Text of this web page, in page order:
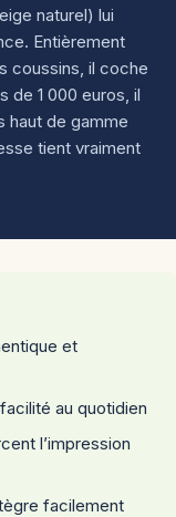
naturel) lui
Entièrement
coussins, il coche
de 1 000 euros, il
haut de gamme
tient vraiment
et
au quotidien
l’impression
facilement